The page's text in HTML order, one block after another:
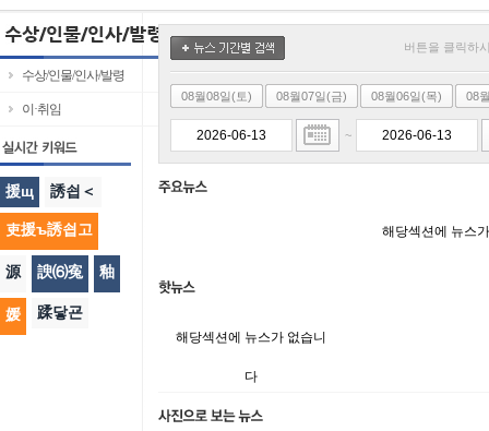
수상/인물/인사/발령
이·취임
援щ 誘쇱＜
吏援ъ誘쇱고
源 諛⑹寃 釉
媛 蹂닿굔
버튼을 클릭하
08월08일(토) 08월07일(금) 08월06일(목) 08
~
해당섹션에 뉴스
해당섹션에 뉴스가 없습니
다